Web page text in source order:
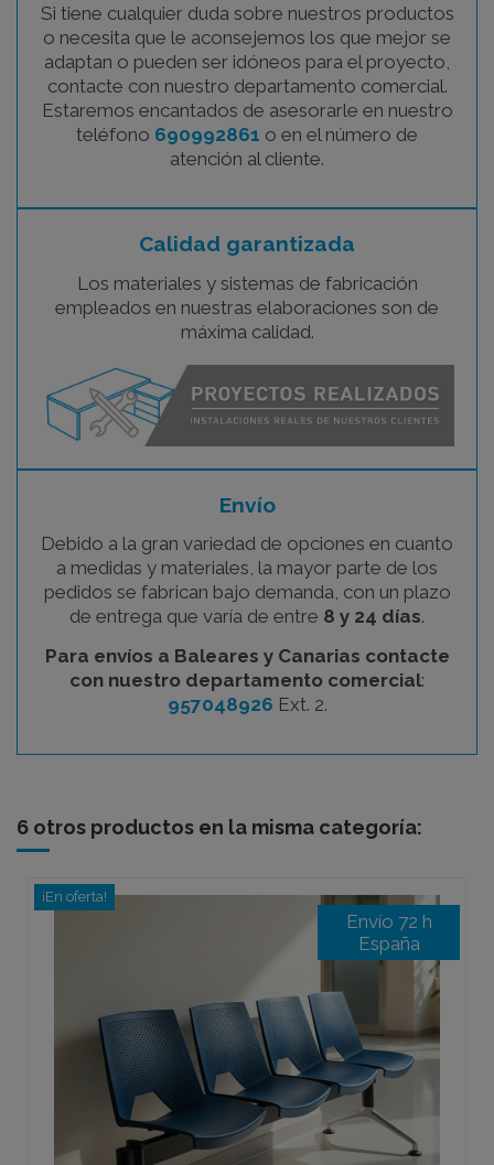
Si tiene cualquier duda sobre nuestros productos
o necesita que le aconsejemos los que mejor se
adaptan o pueden ser idóneos para el proyecto,
contacte con nuestro departamento comercial.
Estaremos encantados de asesorarle en nuestro
teléfono 690992861 o en el número de
atención al cliente.
Calidad garantizada
Los materiales y sistemas de fabricación
empleados en nuestras elaboraciones son de
máxima calidad.
Envío
Debido a la gran variedad de opciones en cuanto
a medidas y materiales, la mayor parte de los
pedidos se fabrican bajo demanda, con un plazo
de entrega que varía de entre 8 y 24 días.
Para envíos a Baleares y Canarias contacte
con nuestro departamento comercial:
957048926 Ext. 2.
6 otros productos en la misma categoría:
Envío 72 h
España
¡En oferta!